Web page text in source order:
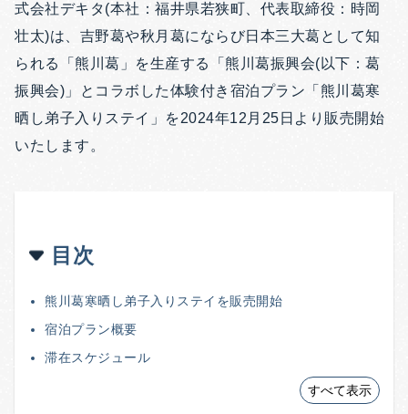
式会社デキタ(本社：福井県若狭町、代表取締役：時岡
壮太)は、吉野葛や秋月葛にならび日本三大葛として知
られる「熊川葛」を生産する「熊川葛振興会(以下：葛
振興会)」とコラボした体験付き宿泊プラン「熊川葛寒
晒し弟子入りステイ」を2024年12月25日より販売開始
いたします。
目次
熊川葛寒晒し弟子入りステイを販売開始
宿泊プラン概要
滞在スケジュール
すべて表示